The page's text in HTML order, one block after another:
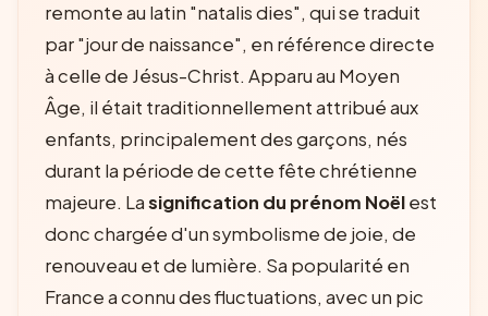
remonte au latin "natalis dies", qui se traduit
par "jour de naissance", en référence directe
à celle de Jésus-Christ. Apparu au Moyen
Âge, il était traditionnellement attribué aux
enfants, principalement des garçons, nés
durant la période de cette fête chrétienne
majeure. Lasignification du prénom Noëlest
donc chargée d'un symbolisme de joie, de
renouveau et de lumière. Sa popularité en
France a connu des fluctuations, avec un pic